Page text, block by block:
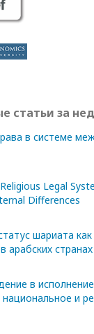
статьи за
в системе
Legal
Differences
шариата как
арабских странах
в
и